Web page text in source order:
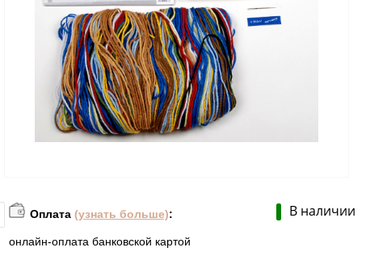
В наличии
Оплата (узнать больше):
онлайн-оплата банковской картой